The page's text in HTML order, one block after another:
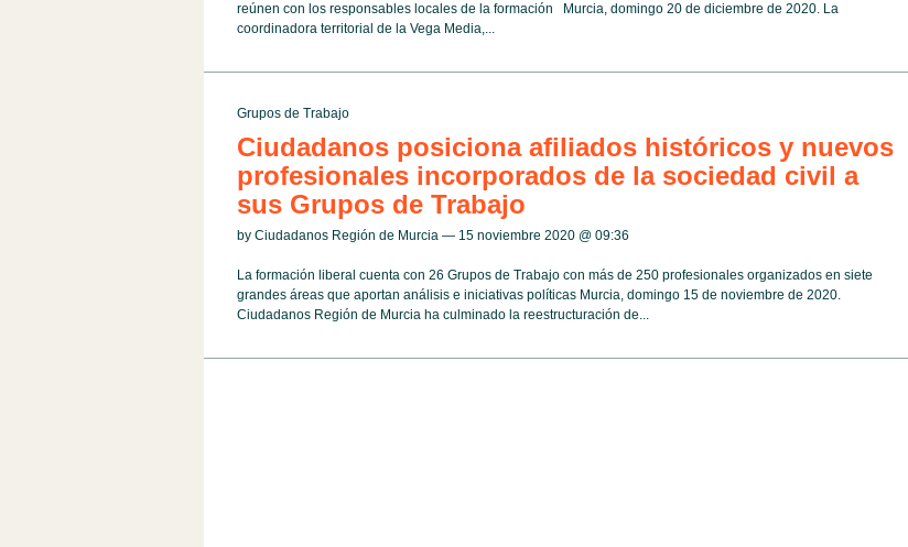
reúnen con los responsables locales de la formación Murcia, domingo 20 de diciembre de 2020. La
coordinadora territorial de la Vega Media,...
Grupos de Trabajo
Ciudadanos posiciona afiliados históricos y nuevos
profesionales incorporados de la sociedad civil a
sus Grupos de Trabajo
by Ciudadanos Región de Murcia — 15 noviembre 2020 @ 09:36
La formación liberal cuenta con 26 Grupos de Trabajo con más de 250 profesionales organizados en siete
grandes áreas que aportan análisis e iniciativas políticas Murcia, domingo 15 de noviembre de 2020.
Ciudadanos Región de Murcia ha culminado la reestructuración de...